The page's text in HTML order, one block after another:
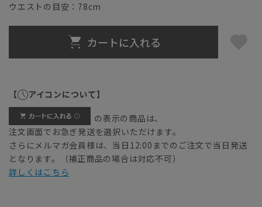
ウエストの目安： 78cm
カートに入れる
【 アイコンについて】
の表示の商品は、
注文画面でお急ぎ発送を選択いただけます。
さらにメルマガ会員様は、当日12:00までのご注文で当日発送
となります。（補正商品の場合は対応不可）
詳しくはこちら